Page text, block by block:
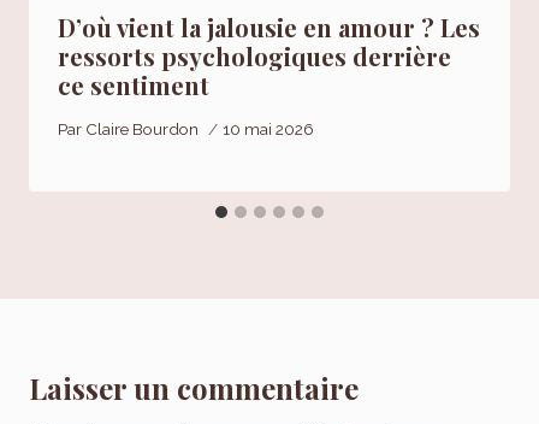
D’où vient la jalousie en amour ? Les
ressorts psychologiques derrière
ce sentiment
Par Claire Bourdon 10 mai 2026
Laisser un commentaire